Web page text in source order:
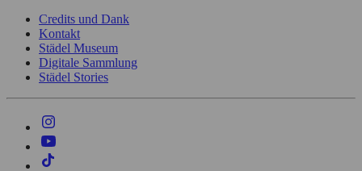
Credits und Dank
Kontakt
Städel Museum
Digitale Sammlung
Städel Stories